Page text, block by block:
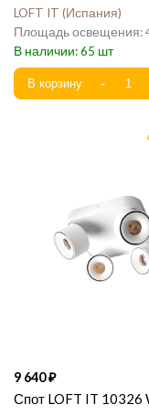
LOFT IT Испания
65
9 640
Спот LOFT IT 10326